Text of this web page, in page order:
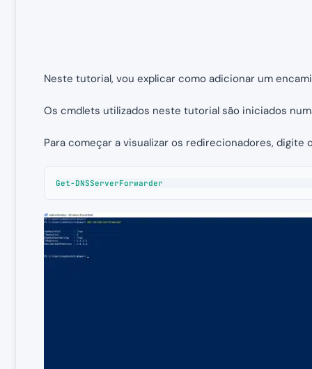
Neste tutorial, vou explicar como adicionar um
Os cmdlets utilizados neste tutorial são iniciados
Para começar a visualizar os redirecionadores, digite
Get-DNSServerForwarder